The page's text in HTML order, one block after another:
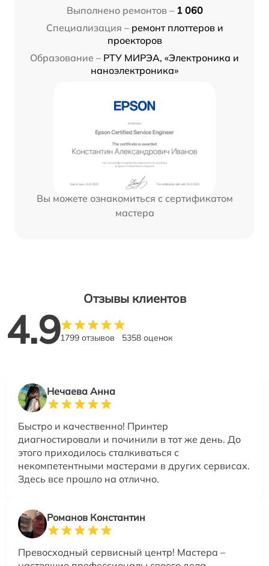
Выполнено ремонтов – 1 060
Специализация – ремонт плоттеров и
проекторов
Образование – РТУ МИРЭА, «Электроника и
наноэлектроника»
Вы можете ознакомиться с сертификатом
мастера
Отзывы клиентов
4.91799 отзывов 5358 оценок
Нечаева Анна
Быстро и качественно! Принтер
диагностировали и починили в тот же день. До
этого приходилось сталкиваться с
некомпетентными мастерами в других сервисах.
Здесь все прошло на отлично.
Романов Константин
Превосходный сервисный центр! Мастера –